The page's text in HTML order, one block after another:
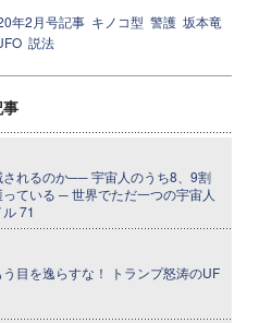
年2月号記事 キノコ型 警護 坂本竜
説法
されるのか── 宇宙人のうち8、9割
ている ─ 世界でただ一つの宇宙人
71
う目を逸らすな！ トランプ怒涛のUF